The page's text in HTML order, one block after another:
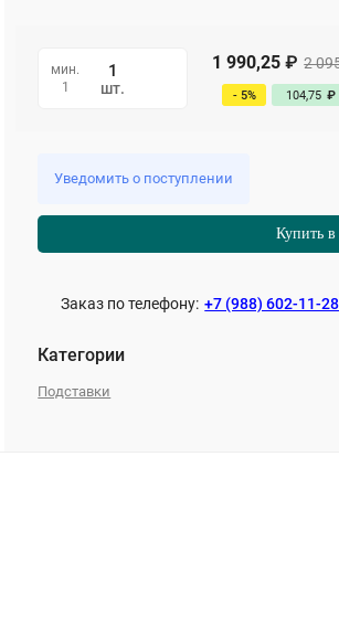
мин.
1
шт.
1 990,25 ₽ 2
- 5% 104,75 ₽
Уведомить о поступлении
Купить
Заказ по телефону: +7 (988) 602-11-28
Категории
Подставки